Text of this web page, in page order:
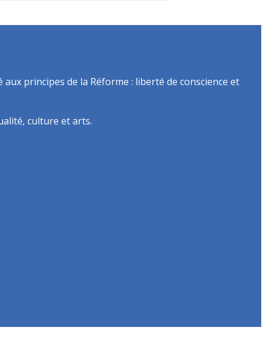
principes de la Réforme : liberté de conscience et
culture et arts.